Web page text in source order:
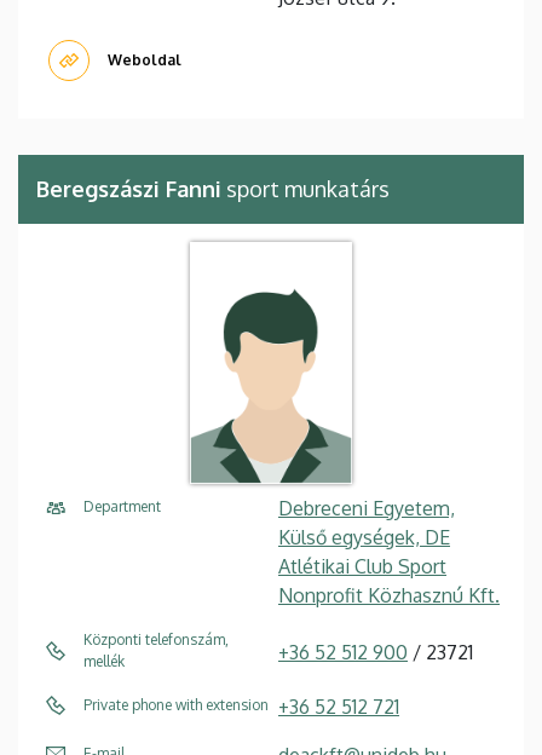
Weboldal
Beregszászi Fanni sport munkatárs
Department
Debreceni Egyetem,
Külső egységek, DE
Atlétikai Club Sport
Nonprofit Közhasznú Kft.
Központi telefonszám,
mellék
+36 52 512 900 / 23721
Private phone with extension +36 52 512 721